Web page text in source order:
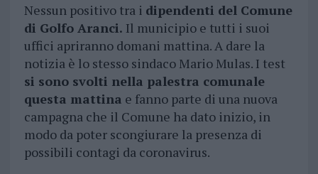
Nessun positivo tra i dipendenti del Comune
di Golfo Aranci. Il municipio e tutti i suoi
uffici apriranno domani mattina. A dare la
notizia è lo stesso sindaco Mario Mulas. I test
si sono svolti nella palestra comunale
questa mattina e fanno parte di una nuova
campagna che il Comune ha dato inizio, in
modo da poter scongiurare la presenza di
possibili contagi da coronavirus.